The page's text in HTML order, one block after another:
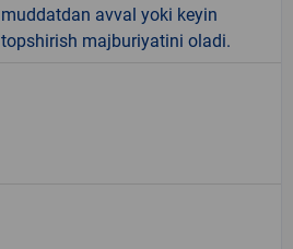
muddatdan avval yoki keyin
topshirish majburiyatini oladi.